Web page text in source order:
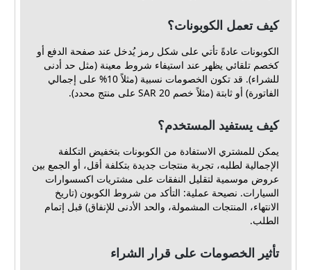
كيف تعمل الكوبونات؟
الكوبونات عادةً تأتي على شكل رمز يُدخل عند صفحة الدفع أو
كخصم تلقائي يظهر عند استيفاء شروط معينة (مثل حد أدنى
للشراء). قد تكون الخصومات نسبية (مثلاً 10% على إجمالي
الفاتورة) أو ثابتة (مثلاً خصم 20 SAR على منتج محدد).
كيف يستفيد المستخدم؟
يمكن للمشتري الاستفادة من الكوبونات بتخفيض التكلفة
الإجمالية لطلبه، تجربة منتجات جديدة بتكلفة أقل، أو الجمع بين
عروض موسمية لتقليل النفقات على مشتريات اكسسوارات
السيارات. نصيحة عملية: التأكد من شروط الكوبون (تاريخ
الانتهاء، المنتجات المشمولة، والحد الأدنى للإنفاق) قبل إتمام
الطلب.
تأثير الخصومات على قرار الشراء